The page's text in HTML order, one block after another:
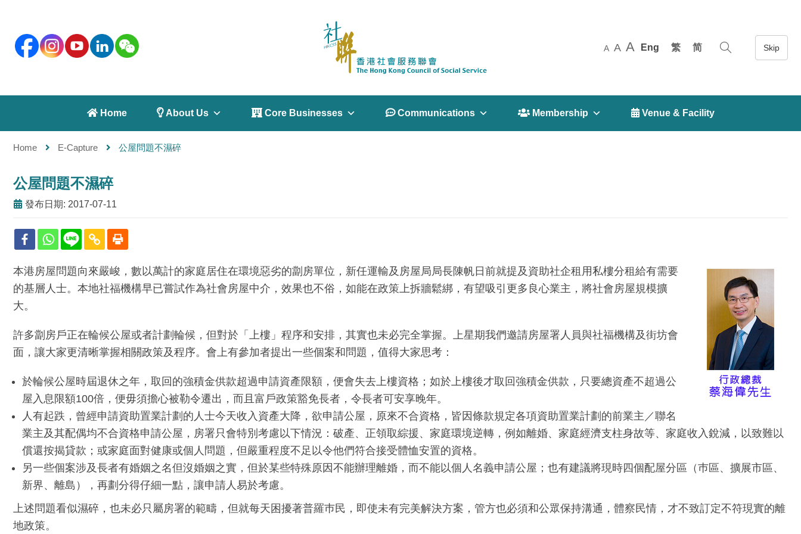
A A A Eng 繁 简
 Home  About Us  Core Businesses  Communications  Membership  Venue & Facility
Home E-Capture 公屋問題不濕碎
公屋問題不濕碎
發布日期: 2017-07-11
本港房屋問題向來嚴峻，數以萬計的家庭居住在環境惡劣的劏房單位，新任運輸及房屋局局長陳帆日前就提及資助社企租用私樓分租給有需要
的基層人士。本地社福機構早已嘗試作為社會房屋中介，效果也不俗，如能在政策上拆牆鬆綁，有望吸引更多良心業主，將社會房屋規模擴
大。
許多劏房戶正在輪候公屋或者計劃輪候，但對於「上樓」程序和安排，其實也未必完全掌握。上星期我們邀請房屋署人員與社福機構及街坊會
面，讓大家更清晰掌握相關政策及程序。會上有參加者提出一些個案和問題，值得大家思考：
於輪候公屋時屆退休之年，取回的強積金供款超過申請資產限額，便會失去上樓資格；如於上樓後才取回強積金供款，只要總資產不超過公
屋入息限額100倍，便毋須擔心被勒令遷出，而且富戶政策豁免長者，令長者可安享晚年。
人有起跌，曾經申請資助置業計劃的人士今天收入資產大降，欲申請公屋，原來不合資格，皆因條款規定各項資助置業計劃的前業主／聯名
業主及其配偶均不合資格申請公屋，房署只會特別考慮以下情況：破產、正領取綜援、家庭環境逆轉，例如離婚、家庭經濟支柱身故等、家庭收入銳減，以致難以
償還按揭貸款；或家庭面對健康或個人問題，但嚴重程度不足以令他們符合接受體恤安置的資格。
另一些個案涉及長者有婚姻之名但沒婚姻之實，但於某些特殊原因不能辦理離婚，而不能以個人名義申請公屋；也有建議將現時四個配屋分區（巿區、擴展市區、
新界、離島），再劃分得仔細一點，讓申請人易於考慮。
上述問題看似濕碎，也未必只屬房署的範疇，但就每天困擾著普羅巿民，即使未有完美解決方案，管方也必須和公眾保持溝通，體察民情，才不致訂定不符現實的離
地政策。